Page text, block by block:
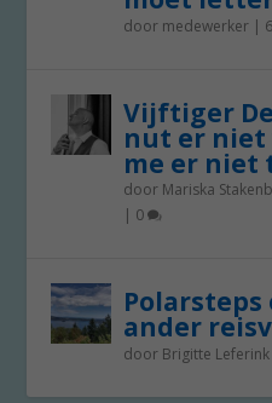
door medewerker |
Vijftiger
nut er niet
me er niet
door Mariska
| 0
ander
door Brigitte Leferink